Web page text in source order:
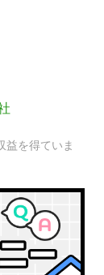
益を得ていま